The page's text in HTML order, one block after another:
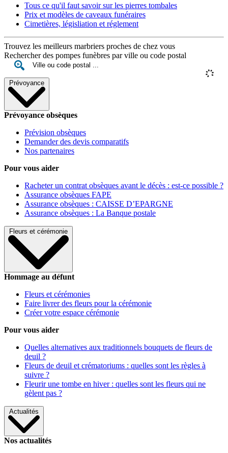
Tous ce qu'il faut savoir sur les pierres tombales
Prix et modèles de caveaux funéraires
Cimetières, législiation et réglement
Trouvez les meilleurs marbriers proches de chez vous
Rechercher des pompes funèbres par ville ou code postal
Prévoyance
Prévoyance obsèques
Prévision obsèques
Demander des devis comparatifs
Nos partenaires
Pour vous aider
Racheter un contrat obsèques avant le décès : est-ce possible ?
Assurance obsèques FAPE
Assurance obsèques : CAISSE D’EPARGNE
Assurance obsèques : La Banque postale
Fleurs et cérémonie
Hommage au défunt
Fleurs et cérémonies
Faire livrer des fleurs pour la cérémonie
Créer votre espace cérémonie
Pour vous aider
Quelles alternatives aux traditionnels bouquets de fleurs de
deuil ?
Fleurs de deuil et crématoriums : quelles sont les règles à
suivre ?
Fleurir une tombe en hiver : quelles sont les fleurs qui ne
gèlent pas ?
Actualités
Nos actualités